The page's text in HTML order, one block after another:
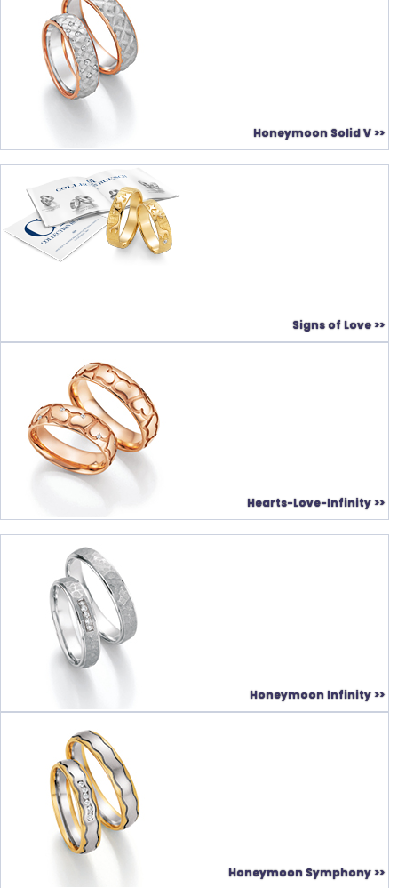
Honeymoon Solid V >>
Signs of Love >>
Hearts-Love-Infinity >>
Honeymoon Infinity >>
Honeymoon Symphony >>